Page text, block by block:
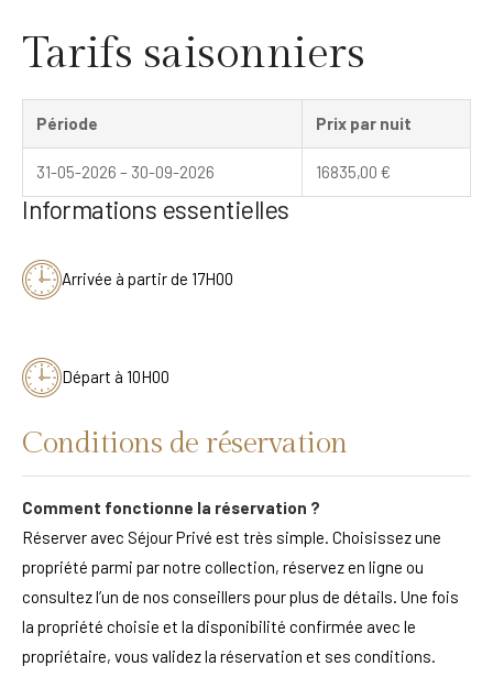
Tarifs saisonniers
Période Prix par nuit
31-05-2026 – 30-09-2026 16835,00 €
Informations essentielles
Arrivée à partir de 17H00
Départ à 10H00
Conditions de réservation
Comment fonctionne la réservation ?
Réserver avec Séjour Privé est très simple. Choisissez une
propriété parmi par notre collection, réservez en ligne ou
consultez l’un de nos conseillers pour plus de détails. Une fois
la propriété choisie et la disponibilité confirmée avec le
propriétaire, vous validez la réservation et ses conditions.